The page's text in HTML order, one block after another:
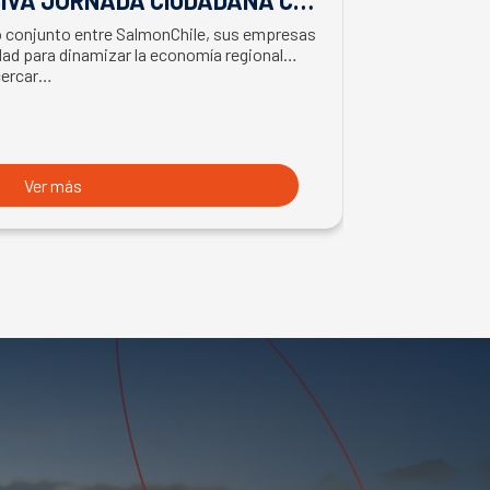
BIMINISTRO DE ECONOMÍA
entre SalmonChile, sus empresas
para dinamizar la economía regional
Ver más